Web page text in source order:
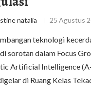
natalia 25 Agustus
teknologi
sorotan dalam Focus
Artificial Intelligence
di Ruang Kelas